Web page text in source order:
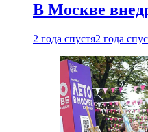
В Москве
2 года спустя2 года